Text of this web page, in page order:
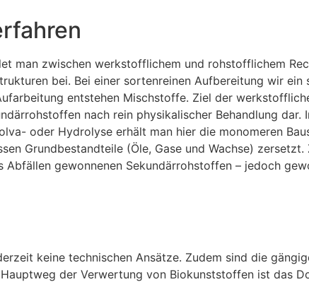
man zwischen werkstofflichem und rohstofflichem
bei. Bei einer sortenreinen Aufbereitung wir ein
entstehen Mischstoffe. Ziel der
nach rein physikalischer Behandlung
oder Hydrolyse erhält man hier die monomeren
Grundbestandteile (Öle, Gase und Wachse)
gewonnenen Sekundärrohstoffen – jedoch
keine technischen Ansätze. Zudem sind die
der Verwertung von Biokunststoffen ist das